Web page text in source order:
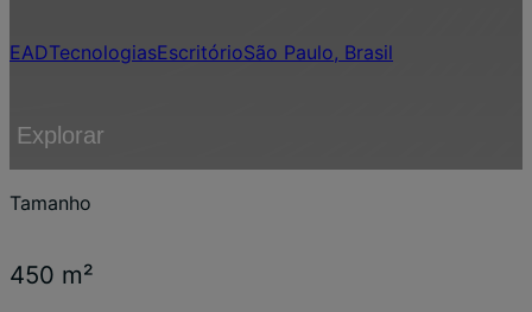
EADTecnologiasEscritórioSão Paulo, Brasil
Explorar
Tamanho
450 m²